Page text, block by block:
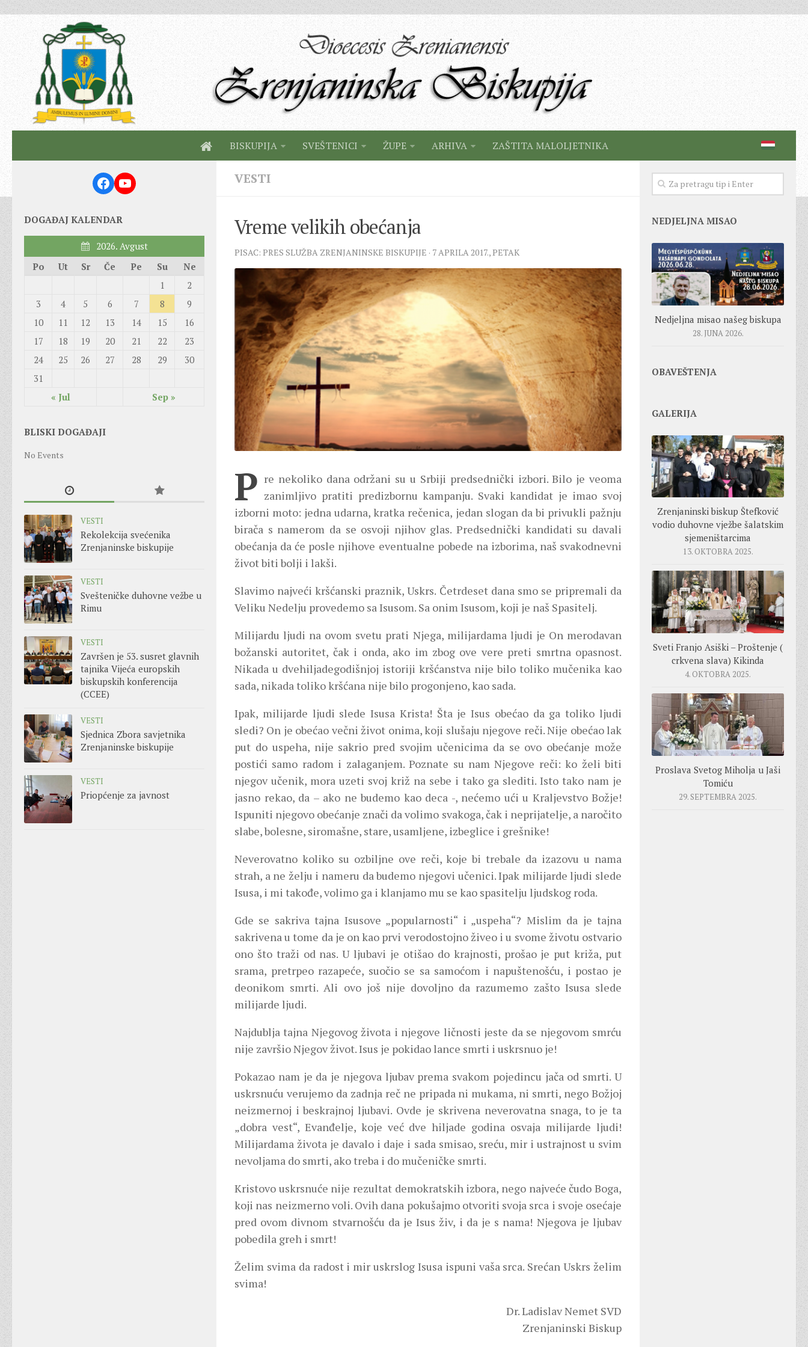
BISKUPIJA SVEŠTENICI ŽUPE ARHIVA ZAŠTITA MALOLJETNIKA
VESTI
Vreme velikih obećanja
PISAC: PRES SLUŽBA ZRENJANINSKE BISKUPIJE · 7 APRILA 2017., PETAK
P re nekoliko dana održani su u Srbiji predsednički izbori. Bilo je veoma
zanimljivo pratiti predizbornu kampanju. Svaki kandidat je imao svoj
izborni moto: jedna udarna, kratka rečenica, jedan slogan da bi privukli pažnju
birača s namerom da se osvoji njihov glas. Predsednički kandidati su davali
obećanja da će posle njihove eventualne pobede na izborima, naš svakodnevni
život biti bolji i lakši.
Slavimo najveći kršćanski praznik, Uskrs. Četrdeset dana smo se pripremali da
Veliku Nedelju provedemo sa Isusom. Sa onim Isusom, koji je naš Spasitelj.
Milijardu ljudi na ovom svetu prati Njega, milijardama ljudi je On merodavan
božanski autoritet, čak i onda, ako im zbog ove vere preti smrtna opasnost.
Nikada u dvehiljadegodišnjoj istoriji kršćanstva nije bilo toliko mučenika kao
sada, nikada toliko kršćana nije bilo progonjeno, kao sada.
Ipak, milijarde ljudi slede Isusa Krista! Šta je Isus obećao da ga toliko ljudi
sledi? On je obećao večni život onima, koji slušaju njegove reči. Nije obećao lak
put do uspeha, nije sakrio pred svojim učenicima da se ovo obećanje može
postići samo radom i zalaganjem. Poznate su nam Njegove reči: ko želi biti
njegov učenik, mora uzeti svoj križ na sebe i tako ga slediti. Isto tako nam je
jasno rekao, da – ako ne budemo kao deca -, nećemo ući u Kraljevstvo Božje!
Ispuniti njegovo obećanje znači da volimo svakoga, čak i neprijatelje, a naročito
slabe, bolesne, siromašne, stare, usamljene, izbeglice i grešnike!
Neverovatno koliko su ozbiljne ove reči, koje bi trebale da izazovu u nama
strah, a ne želju i nameru da budemo njegovi učenici. Ipak milijarde ljudi slede
Isusa, i mi takođe, volimo ga i klanjamo mu se kao spasitelju ljudskog roda.
Gde se sakriva tajna Isusove „popularnosti“ i „uspeha“? Mislim da je tajna
sakrivena u tome da je on kao prvi verodostojno živeo i u svome životu ostvario
ono što traži od nas. U ljubavi je otišao do krajnosti, prošao je put križa, put
srama, pretrpeo razapeće, suočio se sa samoćom i napuštenošću, i postao je
deonikom smrti. Ali ovo još nije dovoljno da razumemo zašto Isusa slede
milijarde ljudi.
Najdublja tajna Njegovog života i njegove ličnosti jeste da se njegovom smrću
nije završio Njegov život. Isus je pokidao lance smrti i uskrsnuo je!
Pokazao nam je da je njegova ljubav prema svakom pojedincu jača od smrti. U
uskrsnuću verujemo da zadnja reč ne pripada ni mukama, ni smrti, nego Božjoj
neizmernoj i beskrajnoj ljubavi. Ovde je skrivena neverovatna snaga, to je ta
„dobra vest“, Evanđelje, koje već dve hiljade godina osvaja milijarde ljudi!
Milijardama života je davalo i daje i sada smisao, sreću, mir i ustrajnost u svim
nevoljama do smrti, ako treba i do mučeničke smrti.
Kristovo uskrsnuće nije rezultat demokratskih izbora, nego najveće čudo Boga,
koji nas neizmerno voli. Ovih dana pokušajmo otvoriti svoja srca i svoje osećaje
pred ovom divnom stvarnošću da je Isus živ, i da je s nama! Njegova je ljubav
pobedila greh i smrt!
Želim svima da radost i mir uskrslog Isusa ispuni vaša srca. Srećan Uskrs želim
svima!
Dr. Ladislav Nemet SVD
Zrenjaninski Biskup
Facebook
YouTube
DOGAĐAJ KALENDAR
2026. Avgust
Po
Ut Sr Če Pe Su Ne
« Jul Sep »
1
2
3
4 5 6 7 8
9
10
11 12 13 14 15
16
17
18 19 20 21 22
23
24
25 26 27 28 29
30
31
BLISKI DOGAĐAJI
No Events
VESTI
Rekolekcija svećenika
Zrenjaninske biskupije
VESTI
Svešteničke duhovne vežbe u
Rimu
VESTI
Završen je 53. susret glavnih
tajnika Vijeća europskih
biskupskih konferencija
(CCEE)
VESTI
Sjednica Zbora savjetnika
Zrenjaninske biskupije
VESTI
Priopćenje za javnost
NEDJELJNA MISAO
Nedjeljna misao našeg biskupa
28. JUNA 2026.
OBAVEŠTENJA
GALERIJA
Zrenjaninski biskup Štefković
vodio duhovne vježbe šalatskim
sjemeništarcima
13. OKTOBRA 2025.
Sveti Franjo Asiški – Proštenje (
crkvena slava) Kikinda
4. OKTOBRA 2025.
Proslava Svetog Miholja u Jaši
Tomiću
29. SEPTEMBRA 2025.